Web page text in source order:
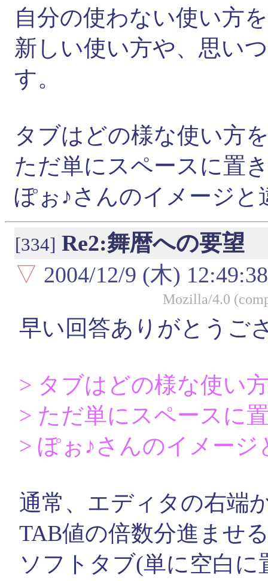
自分の使わない使い方
新しい使い方や、思い
す。
タブはどの様な使い方
ただ単にスペースに置
ぽぉ♪さんのイメージ
[334] Re2:舞暦への要望
▽ 2004/12/9 (木) 12:49:38
Mozilla/4.0
早い回答ありがとうご
> タブはどの様な使い
> ただ単にスペースに
> ぽぉ♪さんのイメー
通常、エディタの右端
TAB値の倍数分進ませ
ソフトタブ(単に空白